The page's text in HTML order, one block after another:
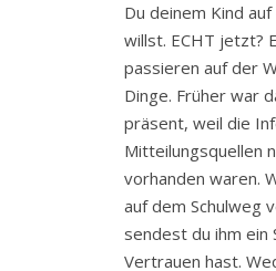
Du deinem Kind
willst. ECHT jetzt?
passieren auf der
Dinge. Früher war
präsent, weil die
Mitteilungsquellen
vorhanden waren.
auf dem Schulweg
sendest du ihm ein
Vertrauen hast.